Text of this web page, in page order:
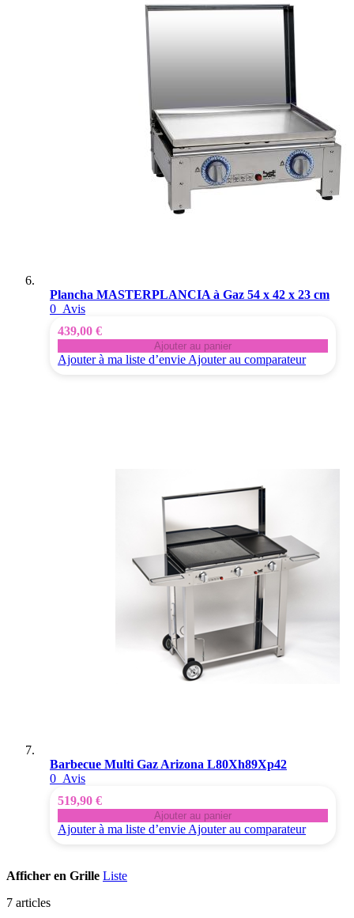
Plancha MASTERPLANCIA à Gaz 54 x 42 x 23 cm
0 Avis
439,00 €
Ajouter au panier
Ajouter à ma liste d’envie Ajouter au comparateur
Barbecue Multi Gaz Arizona L80Xh89Xp42
0 Avis
519,90 €
Ajouter au panier
Ajouter à ma liste d’envie Ajouter au comparateur
Afficher en Grille Liste
7 articles